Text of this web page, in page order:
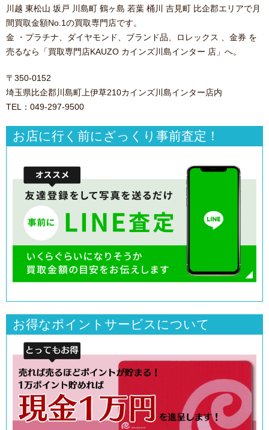
川越 東松山 坂戸 川島町 鶴ヶ島 若葉 桶川 吉見町 比企郡エリアで月
間買取金額No.1の買取専門店です。
金 ・プラチナ、ダイヤモンド、ブランド品、ロレックス 、金券 を
売るなら「買取専門店KAUZO カインズ川島インター 店」へ。
〒350-0152
埼玉県比企郡川島町上伊草210カインズ川島インター店内
TEL：049-297-9500
お店に行く前にざっくり事前査定！
お得なポイントサービスについて